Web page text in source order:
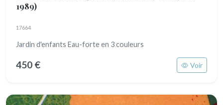
1989)
17664
Jardin d'enfants Eau-forte en 3 couleurs
450 € Voir